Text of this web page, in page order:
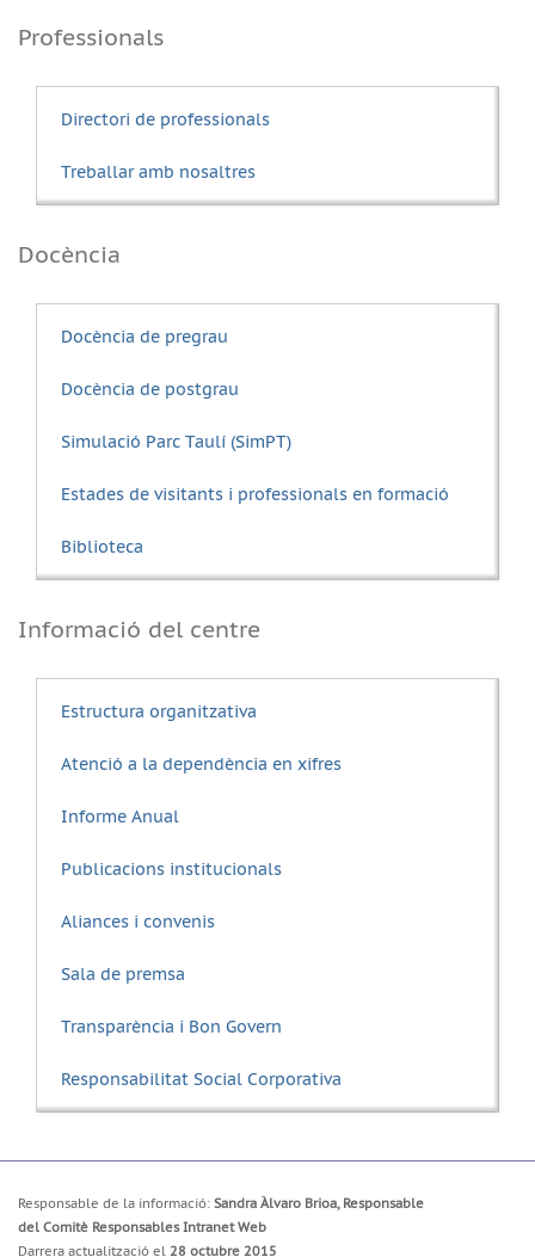
Professionals
Directori de professionals
Treballar amb nosaltres
Docència
Docència de pregrau
Docència de postgrau
Simulació Parc Taulí (SimPT)
Estades de visitants i professionals en formació
Biblioteca
Informació del centre
Estructura organitzativa
Atenció a la dependència en xifres
Informe Anual
Publicacions institucionals
Aliances i convenis
Sala de premsa
Transparència i Bon Govern
Responsabilitat Social Corporativa
Responsable de la informació: Sandra Àlvaro Brioa, Responsable
del Comitè Responsables Intranet Web
Darrera actualització el 28 octubre 2015